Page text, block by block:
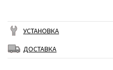
УСТАНОВКА
ДОСТАВКА